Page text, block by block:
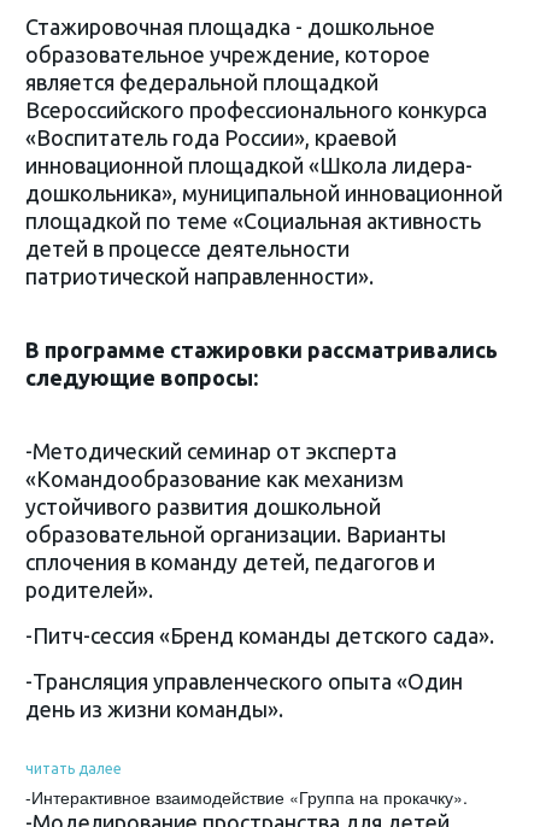
Стажировочная площадка - дошкольное
образовательное учреждение, которое
является федеральной площадкой
Всероссийского профессионального конкурса
«Воспитатель года России», краевой
инновационной площадкой «Школа лидера-
дошкольника», муниципальной инновационной
площадкой по теме «Социальная активность
детей в процессе деятельности
патриотической направленности».
В программе стажировки рассматривались
следующие вопросы:
-Методический семинар от эксперта
«Командообразование как механизм
устойчивого развития дошкольной
образовательной организации. Варианты
сплочения в команду детей, педагогов и
родителей».
-Питч-сессия «Бренд команды детского сада».
-Трансляция управленческого опыта «Один
день из жизни команды».
читать далее
-Интерактивное взаимодействие «Группа на прокачку».
-Моделирование пространства для детей,